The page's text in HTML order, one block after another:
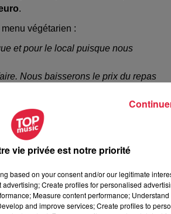
.
végétarien :
et pour le local puisque nous
Nous baisserons le prix du repas
pour le repas végétarien.
les enfants ?
est le cas. Les menus sont souvent
repas complet, avec des qualités
vie privée est notre priorité
based on your consent and/or our legitimate
Create profiles for personalised
Measure content performance;
and improve services; Create profiles to